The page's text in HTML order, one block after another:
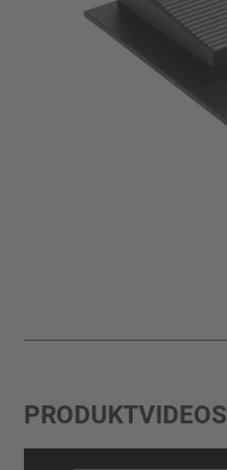
PRODUKTVIDEOS